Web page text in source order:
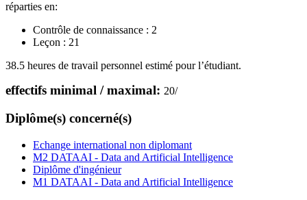
réparties en:
Contrôle de connaissance : 2
Leçon : 21
38.5 heures de travail personnel estimé pour l’étudiant.
effectifs minimal / maximal: 20/
Diplôme(s) concerné(s)
Echange international non diplomant
M2 DATAAI - Data and Artificial Intelligence
Diplôme d'ingénieur
M1 DATAAI - Data and Artificial Intelligence